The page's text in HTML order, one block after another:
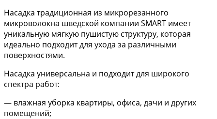
Насадка традиционная из микрорезанного
микроволокна шведской компании SMART имеет
уникальную мягкую пушистую структуру, которая
идеально подходит для ухода за различными
поверхностями.
Насадка универсальна и подходит для широкого
спектра работ:
— влажная уборка квартиры, офиса, дачи и других
помещений;